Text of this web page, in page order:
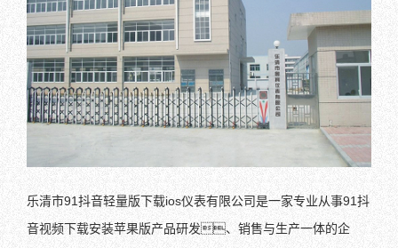
乐清市91抖音轻量版下载ios仪表有限公司是一家专业从事91抖
音视频下载安装苹果版产品研发、销售与生产一体的企